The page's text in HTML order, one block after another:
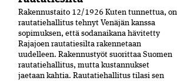
Rakennustaito 12/1926 Kuten tunnettua, on
rautatiehallitus tehnyt Venäjän kanssa
sopimuksen, että sodanaikana hävitetty
Rajajoen rautatiesilta rakennetaan
uudelleen. Rakennustyöt suorittaa Suomen
rautatiehallitus, mutta kustannukset
jaetaan kahtia. Rautatiehallitus tilasi sen